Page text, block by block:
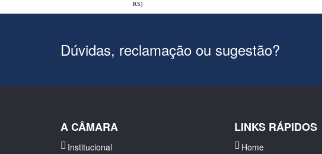
RS)
Dúvidas, reclamação ou sugestão?
A CÂMARA
Institucional
LINKS RÁPIDOS
Home